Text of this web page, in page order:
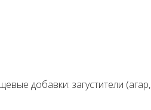
добавки: загустители (агар,